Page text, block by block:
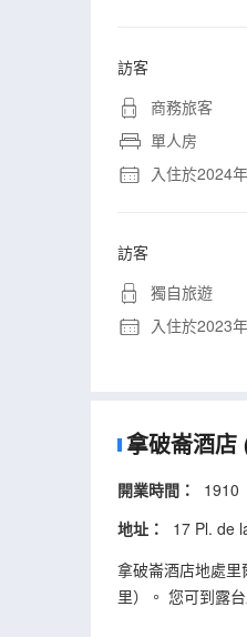
訪客
商務旅客
單人房
入住於2024
訪客
獨自旅遊
入住於2023
拿破崙酒店
開業時間：
1910
地址：
17 Pl. de
拿破崙酒店地處
里）。 您可到露
以去小吃吧/熟食